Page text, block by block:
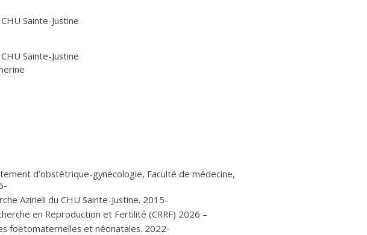
Sainte-Justine
Sainte-Justine
d’obstétrique-gynécologie, Faculté de médecine,
Azirieli du CHU Sainte-Justine. 2015-
en Reproduction et Fertilité (CRRF) 2026 –
foetomaternelles et néonatales. 2022-